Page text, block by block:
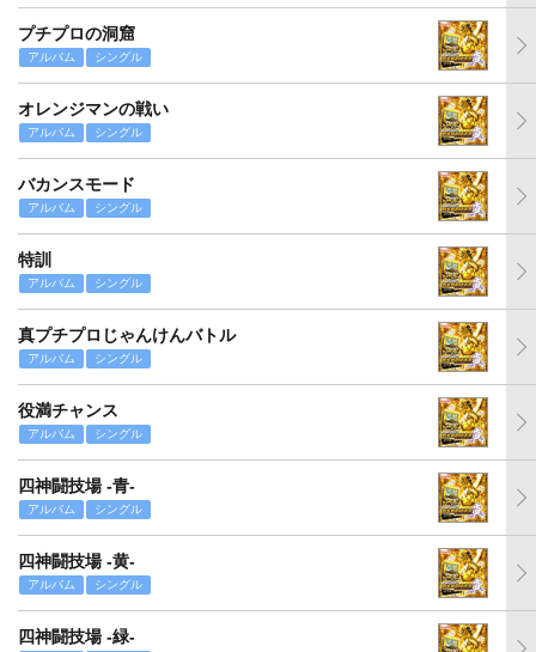
プチプロの洞窟
アルバム シングル
オレンジマンの戦い
アルバム シングル
バカンスモード
アルバム シングル
特訓
アルバム シングル
真プチプロじゃんけんバトル
アルバム シングル
役満チャンス
アルバム シングル
四神闘技場 -青-
アルバム シングル
四神闘技場 -黄-
アルバム シングル
四神闘技場 -緑-